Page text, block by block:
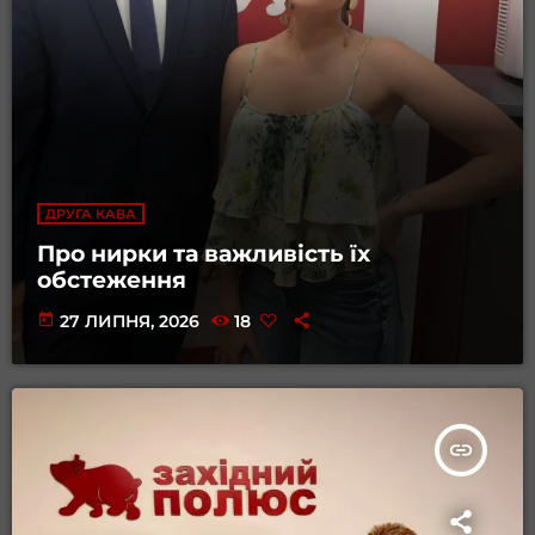
ДРУГА КАВА
Про нирки та важливість їх
обстеження
today 27 ЛИПНЯ, 2026 18
insert_link